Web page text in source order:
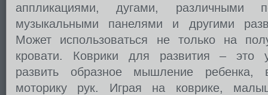
аппликациями, дугами, различными
музыкальными панелями и другими
Может использоваться не только на
кровати. Коврики для развития – это
развить образное мышление ребенка,
моторику рук. Играя на коврике,